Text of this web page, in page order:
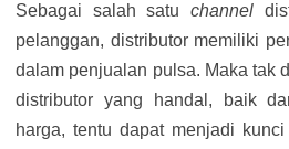
Sebagai salah satuchannel
pelanggan, distributor memiliki
dalam penjualan pulsa. Maka tak
distributor yang handal, baik
harga, tentu dapat menjadi